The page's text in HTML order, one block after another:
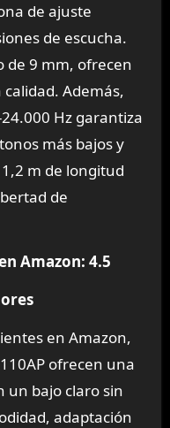
de ajuste
de escucha.
de 9 mm, ofrecen
Además,
Hz garantiza
más bajos y
m de longitud
de
Amazon: 4.5
en Amazon,
ofrecen una
un bajo claro sin
adaptación